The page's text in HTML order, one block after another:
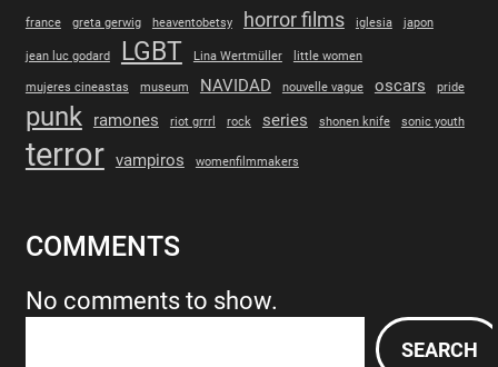
france greta gerwig heaventobetsy horror films iglesia japon
jean luc godard LGBT Lina Wertmüller little women
mujeres cineastas museum NAVIDAD nouvelle vague oscars pride
punk ramones riot grrrl rock series shonen knife sonic youth
terror vampiros womenfilmmakers
COMMENTS
No comments to show.
SEARCH